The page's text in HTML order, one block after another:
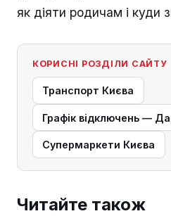
як діяти родичам і куди
КОРИСНІ РОЗДІЛИ САЙТУ
Транспорт Києва
Графік відключень —
Супермаркети Києва
Читайте також